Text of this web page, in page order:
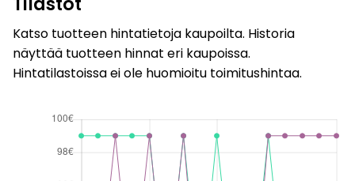
Katso tuotteen hintatietoja kaupoilta. Historia
näyttää tuotteen hinnat eri kaupoissa.
Hintatilastoissa ei ole huomioitu toimitushintaa.